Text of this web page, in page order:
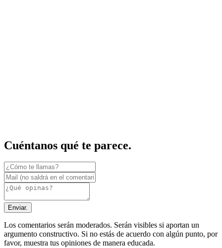
Cuéntanos qué te parece.
Enviar.
Los comentarios serán moderados. Serán visibles si aportan un
argumento constructivo. Si no estás de acuerdo con algún punto, por
favor, muestra tus opiniones de manera educada.